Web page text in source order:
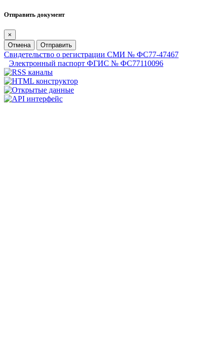
Отправить документ
×
Отмена
Отправить
Свидетельство о регистрации СМИ № ФС77-47467
Электронный паспорт ФГИС № ФС77110096